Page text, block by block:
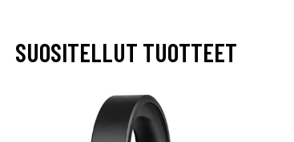
SUOSITELLUT TUOTTEET